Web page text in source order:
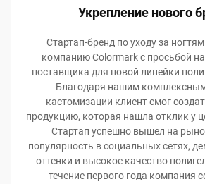
Укрепление нового
Стартап-бренд по уходу за
компанию Colormark с просьбой
поставщика для новой линейки
Благодаря нашим
кастомизации клиент смог
продукцию, которая нашла отклик у
Стартап успешно вышел на
популярность в социальных сетях,
оттенки и высокое качество
течение первого года компания